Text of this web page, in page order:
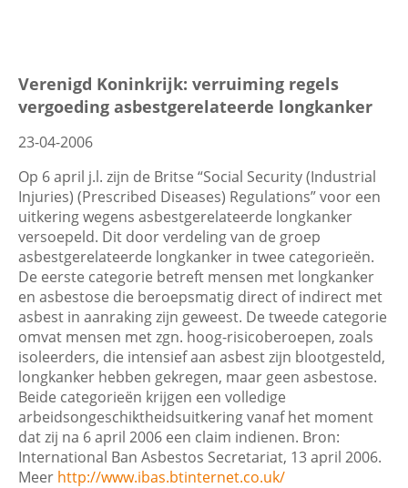
Verenigd Koninkrijk: verruiming regels
vergoeding asbestgerelateerde longkanker
23-04-2006
Op 6 april j.l. zijn de Britse “Social Security (Industrial
Injuries) (Prescribed Diseases) Regulations” voor een
uitkering wegens asbestgerelateerde longkanker
versoepeld. Dit door verdeling van de groep
asbestgerelateerde longkanker in twee categorieën.
De eerste categorie betreft mensen met longkanker
en asbestose die beroepsmatig direct of indirect met
asbest in aanraking zijn geweest. De tweede categorie
omvat mensen met zgn. hoog-risicoberoepen, zoals
isoleerders, die intensief aan asbest zijn blootgesteld,
longkanker hebben gekregen, maar geen asbestose.
Beide categorieën krijgen een volledige
arbeidsongeschiktheidsuitkering vanaf het moment
dat zij na 6 april 2006 een claim indienen. Bron:
International Ban Asbestos Secretariat, 13 april 2006.
Meer http://www.ibas.btinternet.co.uk/